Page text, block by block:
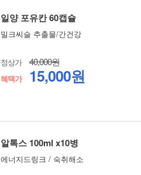
일양 포유칸 60캡슐
밀크씨슬 추출물/간건강
정상가 40,000원
혜택가 15,000원
알톡스 100ml x10병
에너지드링크 / 숙취해소